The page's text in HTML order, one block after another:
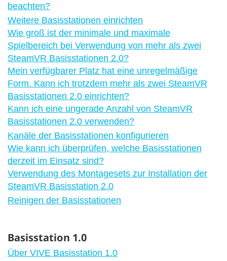
beachten?
Weitere Basisstationen einrichten
Wie groß ist der minimale und maximale
Spielbereich bei Verwendung von mehr als zwei
SteamVR Basisstationen 2.0?
Mein verfügbarer Platz hat eine unregelmäßige
Form. Kann ich trotzdem mehr als zwei SteamVR
Basisstationen 2.0 einrichten?
Kann ich eine ungerade Anzahl von SteamVR
Basisstationen 2.0 verwenden?
Kanäle der Basisstationen konfigurieren
Wie kann ich überprüfen, welche Basisstationen
derzeit im Einsatz sind?
Verwendung des Montagesets zur Installation der
SteamVR Basisstation 2.0
Reinigen der Basisstationen
Basisstation 1.0
Über VIVE Basisstation 1.0